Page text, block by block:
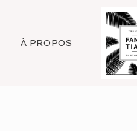
À PROPOS